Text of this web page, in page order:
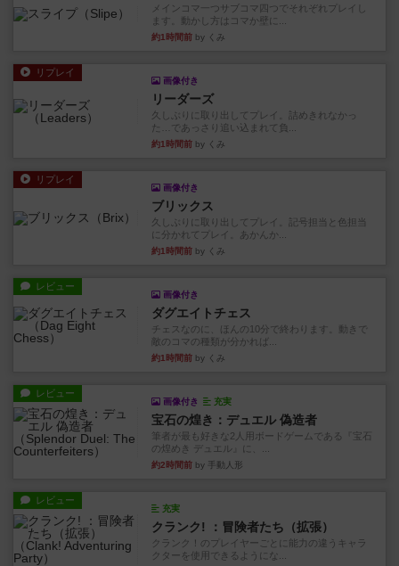
メインコマ一つサブコマ四つでそれぞれプレイし
ます。動かし方はコマか壁に...
約1時間前 by くみ
リプレイ
画像付き
リーダーズ
久しぶりに取り出してプレイ。詰めきれなかっ
た…であっさり追い込まれて負...
約1時間前 by くみ
リプレイ
画像付き
ブリックス
久しぶりに取り出してプレイ。記号担当と色担当
に分かれてプレイ。あかんか...
約1時間前 by くみ
レビュー
画像付き
ダグエイトチェス
チェスなのに、ほんの10分で終わります。動きで
敵のコマの種類が分かれば...
約1時間前 by くみ
レビュー
画像付き 充実
宝石の煌き：デュエル 偽造者
筆者が最も好きな2人用ボードゲームである『宝石
の煌めき デュエル』に、...
約2時間前 by 手動人形
レビュー
充実
クランク! ：冒険者たち（拡張）
クランク！のプレイヤーごとに能力の違うキャラ
クターを使用できるようにな...